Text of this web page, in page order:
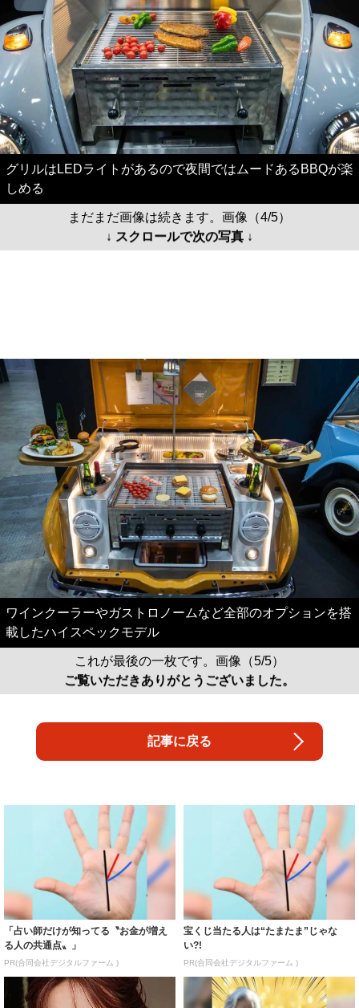
グリルはLEDライトがあるので夜間ではムードあるBBQが楽
しめる
まだまだ画像は続きます。画像（4/5）
↓ スクロールで次の写真 ↓
ワインクーラーやガストロノームなど全部のオプションを搭
載したハイスペックモデル
これが最後の一枚です。画像（5/5）
ご覧いただきありがとうございました。
記事に戻る
「占い師だけが知ってる〝お金が増え
る人の共通点〟」
PR(合同会社デジタルファーム )
宝くじ当たる人は“たまたま”じゃな
い?!
PR(合同会社デジタルファーム )